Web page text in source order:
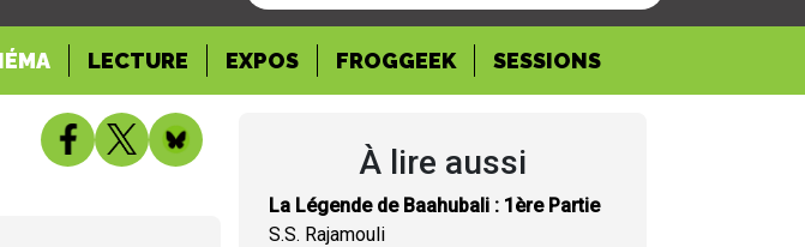
LECTURE EXPOS FROGGEEK SESSIONS
À lire aussi
La Légende de Baahubali : 1ère Partie
S.S. Rajamouli